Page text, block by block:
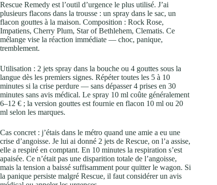
Rescue Remedy est l’outil d’urgence le plus utilisé. J’ai
plusieurs flacons dans la trousse : un spray dans le sac, un
flacon gouttes à la maison. Composition : Rock Rose,
Impatiens, Cherry Plum, Star of Bethlehem, Clematis. Ce
mélange vise la réaction immédiate — choc, panique,
tremblement.
Utilisation : 2 jets spray dans la bouche ou 4 gouttes sous la
langue dès les premiers signes. Répéter toutes les 5 à 10
minutes si la crise perdure — sans dépasser 4 prises en 30
minutes sans avis médical. Le spray 10 ml coûte généralement
6–12 € ; la version gouttes est fournie en flacon 10 ml ou 20
ml selon les marques.
Cas concret : j’étais dans le métro quand une amie a eu une
crise d’angoisse. Je lui ai donné 2 jets de Rescue, on l’a assise,
elle a respiré en comptant. En 10 minutes la respiration s’est
apaisée. Ce n’était pas une disparition totale de l’angoisse,
mais la tension a baissé suffisamment pour quitter le wagon. Si
la panique persiste malgré Rescue, il faut considérer un avis